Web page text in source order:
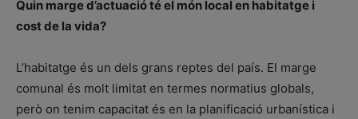
Quin marge d’actuació té el món local en habitatge i
cost de la vida?
L’habitatge és un dels grans reptes del país. El marge
comunal és molt limitat en termes normatius globals,
però on tenim capacitat és en la planificació urbanística i